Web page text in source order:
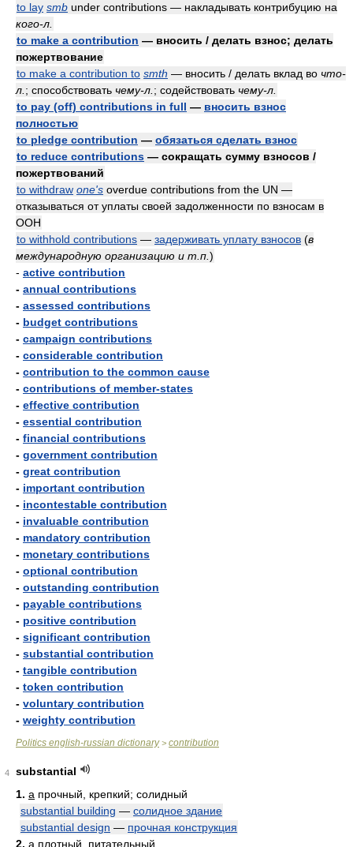
to lay smb under contributions — накладывать контрибуцию на
кого-л.
to make a contribution — вносить / делать взнос; делать
пожертвование
to make a contribution to smth — вносить / делать вклад во что-
л. ; способствовать чему-л. ; содействовать чему-л.
to pay (off) contributions in full — вносить взнос
полностью
to pledge contribution — обязаться сделать взнос
to reduce contributions — сокращать сумму взносов /
пожертвований
to withdraw one's overdue contributions from the UN —
отказываться от уплаты своей задолженности по взносам в
ООН
to withhold contributions — задерживать уплату взносов (в
международную организацию и т.п. )
- active contribution
- annual contributions
- assessed contributions
- budget contributions
- campaign contributions
- considerable contribution
- contribution to the common cause
- contributions of member-states
- effective contribution
- essential contribution
- financial contributions
- government contribution
- great contribution
- important contribution
- incontestable contribution
- invaluable contribution
- mandatory contribution
- monetary contributions
- optional contribution
- outstanding contribution
- payable contributions
- positive contribution
- significant contribution
- substantial contribution
- tangible contribution
- token contribution
- voluntary contribution
- weighty contribution
Politics english-russian dictionary> contribution
4
substantial
1. a прочный, крепкий; солидный
substantial building — солидное здание
substantial design — прочная конструкция
2. a плотный, питательный